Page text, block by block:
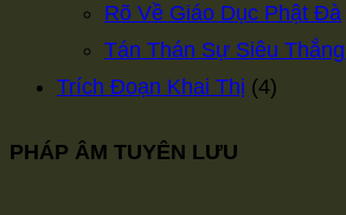
Rõ Về Giáo Dục Phật Đà
Tán Thán Sự Siêu
Trích Đoạn Khai Thị (4)
PHÁP ÂM TUYÊN LƯU